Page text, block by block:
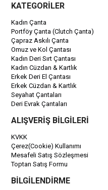
KATEGORİLER
Kadın Çanta
Portföy Çanta (Clutch Çanta)
Çapraz Askılı Çanta
Omuz ve Kol Çantası
Kadın Deri Sırt Çantası
Kadın Cüzdan & Kartlık
Erkek Deri El Çantası
Erkek Cüzdan & Kartlık
Seyahat Çantaları
Deri Evrak Çantaları
ALIŞVERİŞ BİLGİLERİ
KVKK
Çerez(Cookie) Kullanımı
Mesafeli Satış Sözleşmesi
Toptan Satış Formu
BİLGİLENDİRME